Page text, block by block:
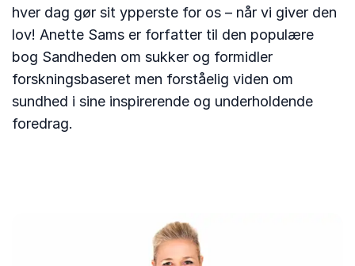
hver dag gør sit ypperste for os – når vi giver den
lov! Anette Sams er forfatter til den populære
bog Sandheden om sukker og formidler
forskningsbaseret men forståelig viden om
sundhed i sine inspirerende og underholdende
foredrag.